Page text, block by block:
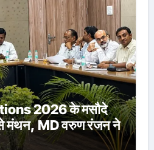
2026 के मसौदे
से मंथन, MD वरुण रंजन ने